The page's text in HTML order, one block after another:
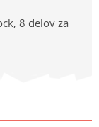
8 delov za